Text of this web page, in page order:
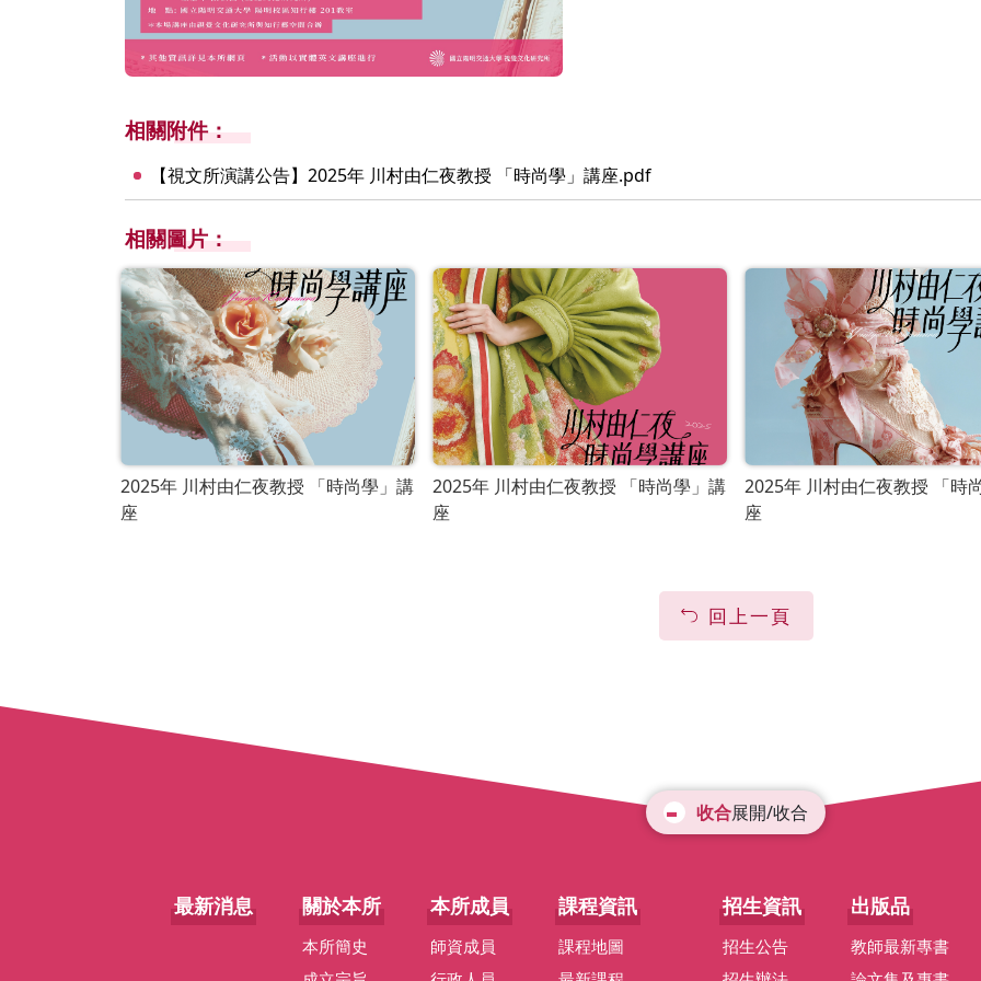
相關附件：
【視文所演講公告】2025年 川村由仁夜教授 「時尚學」講座.pdf
相關圖片：
2025年 川村由仁夜教授 「時尚學」講
座
2025年 川村由仁夜教授 「時尚學」講
座
2025年 川村由仁夜教授 「時
座
回上一頁
展開/收合
最新消息 關於本所
本所簡史
本所成員
師資成員
課程資訊
課程地圖
招生資訊
招生公告
出版品
教師最新專書